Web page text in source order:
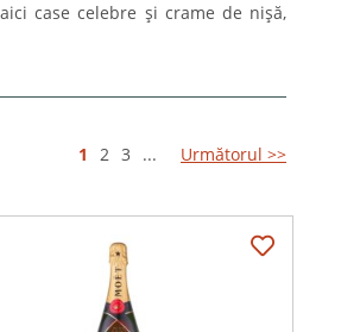
case celebre și crame de nișă,
1 2 3 ... Următorul >>